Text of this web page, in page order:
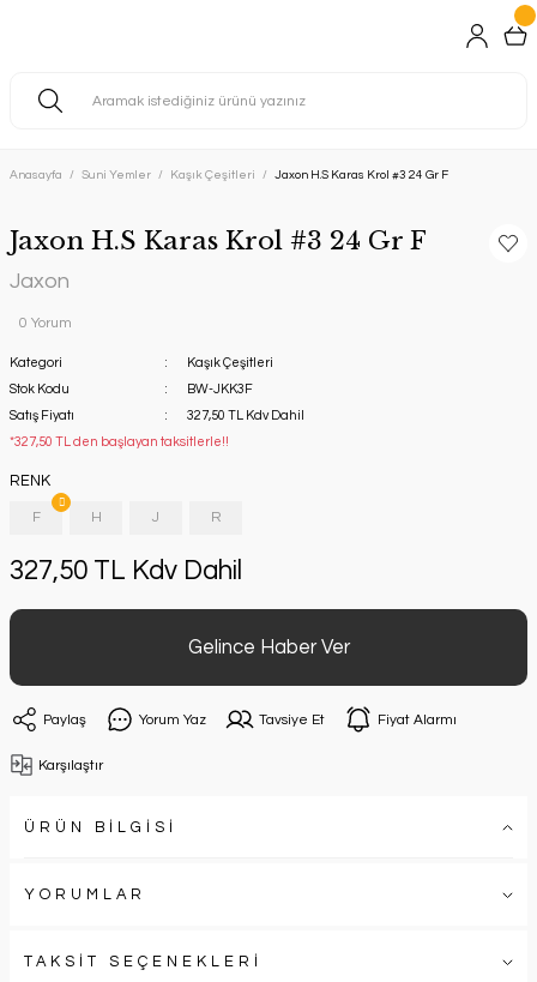
Anasayfa Suni Yemler Kaşık Çeşitleri Jaxon H.S Karas Krol #3 24 Gr F
Jaxon H.S Karas Krol #3 24 Gr F
Jaxon
0 Yorum
Kategori
Kaşık Çeşitleri
Stok Kodu
BW-JKK3F
Satış Fiyatı
327,50 TL Kdv Dahil
*327,50 TL den başlayan taksitlerle!!
RENK
F H J R
327,50 TL Kdv Dahil
Gelince Haber Ver
Paylaş Yorum Yaz Tavsiye Et Fiyat Alarmı
Karşılaştır
ÜRÜN BİLGİSİ
YORUMLAR
TAKSİT SEÇENEKLERİ